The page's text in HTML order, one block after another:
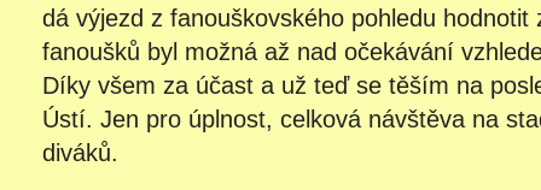
dá výjezd z fanouškovského pohledu hodnotit
fanoušků byl možná až nad očekávání
Díky všem za účast a už teď se těším na
Ústí. Jen pro úplnost, celková návštěva na
diváků.